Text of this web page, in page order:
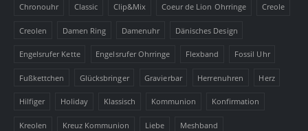
Chronouhr Classic Clip&Mix Coeur de Lion Ohrringe Creole
Creolen Damen Ring Damenuhr Dänisches Design
Engelsrufer Kette Engelsrufer Ohrringe Flexband Fossil Uhr
Fußkettchen Glücksbringer Gravierbar Herrenuhren Herz
Hilfiger Holiday Klassisch Kommunion Konfirmation
Kreolen Kreuz Kommunion Liebe Meshband